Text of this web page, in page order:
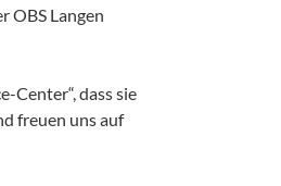
OBS Langen
Center“, dass sie
freuen uns auf